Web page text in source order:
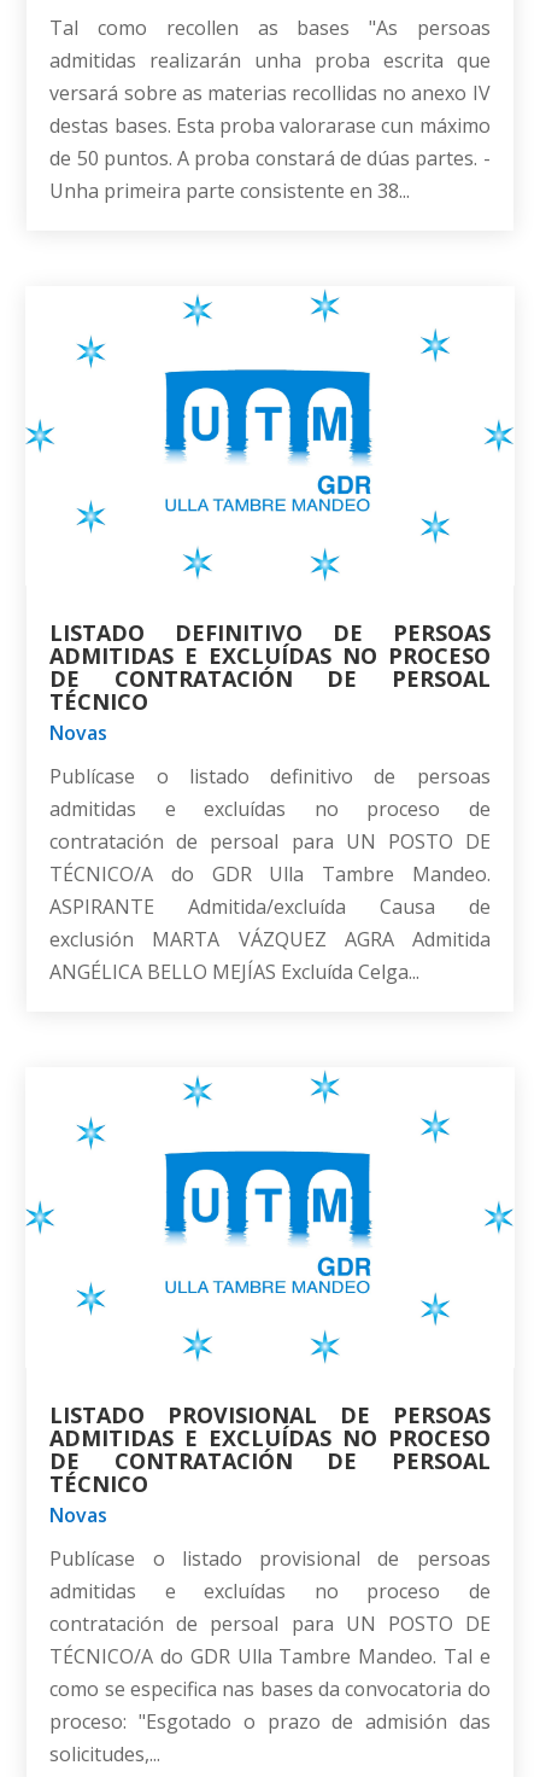
Tal como recollen as bases "As persoas
admitidas realizarán unha proba escrita que
versará sobre as materias recollidas no anexo IV
destas bases. Esta proba valorarase cun máximo
de 50 puntos. A proba constará de dúas partes. -
Unha primeira parte consistente en 38...
LISTADO DEFINITIVO DE PERSOAS
ADMITIDAS E EXCLUÍDAS NO PROCESO
DE CONTRATACIÓN DE PERSOAL
TÉCNICO
Novas
Publícase o listado definitivo de persoas
admitidas e excluídas no proceso de
contratación de persoal para UN POSTO DE
TÉCNICO/A do GDR Ulla Tambre Mandeo.
ASPIRANTE Admitida/excluída Causa de
exclusión MARTA VÁZQUEZ AGRA Admitida
ANGÉLICA BELLO MEJÍAS Excluída Celga...
LISTADO PROVISIONAL DE PERSOAS
ADMITIDAS E EXCLUÍDAS NO PROCESO
DE CONTRATACIÓN DE PERSOAL
TÉCNICO
Novas
Publícase o listado provisional de persoas
admitidas e excluídas no proceso de
contratación de persoal para UN POSTO DE
TÉCNICO/A do GDR Ulla Tambre Mandeo. Tal e
como se especifica nas bases da convocatoria do
proceso: "Esgotado o prazo de admisión das
solicitudes,...